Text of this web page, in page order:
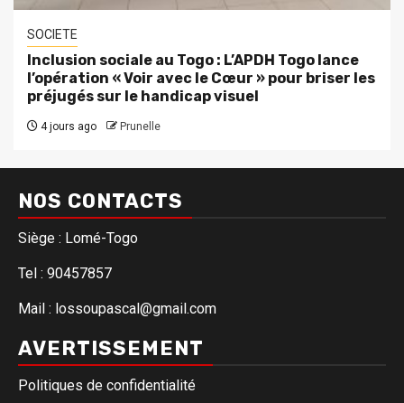
SOCIETE
Inclusion sociale au Togo : L’APDH Togo lance
l’opération « Voir avec le Cœur » pour briser les
préjugés sur le handicap visuel
4 jours ago Prunelle
NOS CONTACTS
Siège : Lomé-Togo
Tel : 90457857
Mail : lossoupascal@gmail.com
AVERTISSEMENT
Politiques de confidentialité